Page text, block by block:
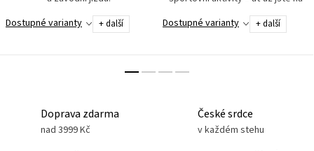
Dostupné varianty
+ další
motorce, na tréninku nebo na
výšlapu. Vyrobeno z dotykově
Dostupné varianty + další
Doprava zdarma
nad 3999 Kč
České srdce
v každém stehu